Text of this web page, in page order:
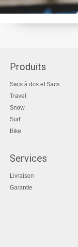
Produits
Sacs à dos et Sacs
Travel
Snow
Surf
Bike
Services
Livraison
Garantie